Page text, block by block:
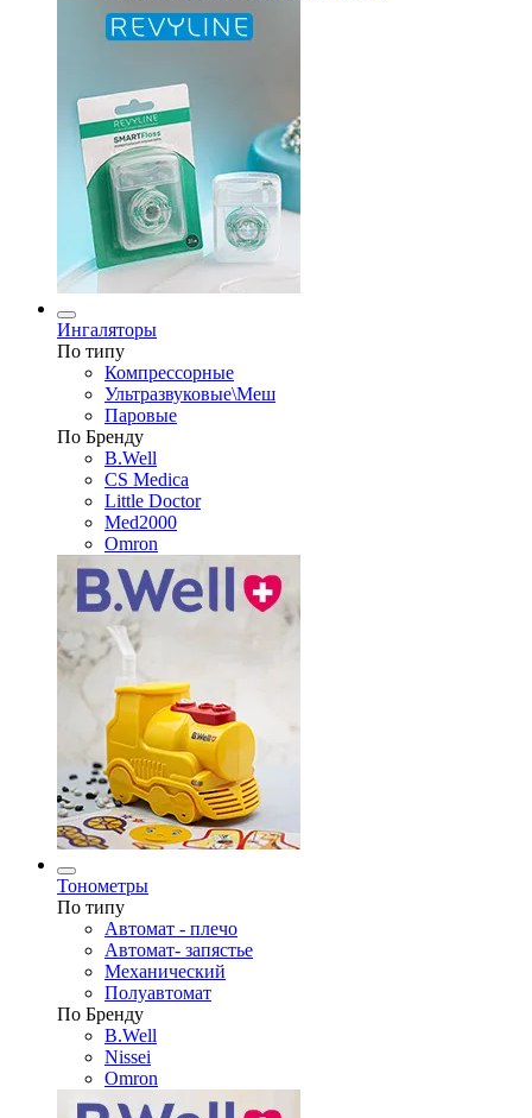
Ингаляторы
По типу
Компрессорные
Ультразвуковые\Меш
Паровые
По Бренду
B.Well
CS Medica
Little Doctor
Med2000
Omron
Тонометры
По типу
Автомат - плечо
Автомат- запястье
Механический
Полуавтомат
По Бренду
B.Well
Nissei
Omron